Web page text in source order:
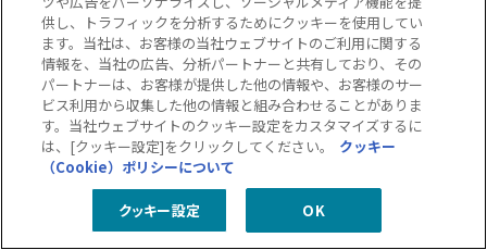
インボイス制度対応
9. 電子帳簿保存法に違反した場合どうな
る？
電子帳簿保存法の要件を満たしていない場合、税務上のリスク
供し、トラフィックを分析するためにクッキーを使用してい
ます。当社は、お客様の当社ウェブサイトのご利用に関する
情報を、当社の広告、分析パートナーと共有しており、その
パートナーは、お客様が提供した他の情報や、お客様のサー
ビス利用から収集した他の情報と組み合わせることがありま
す。当社ウェブサイトのクッキー設定をカスタマイズするに
は、[クッキー設定]をクリックしてください。
クッキー
（Cookie）ポリシーについて
クッキー設定 OK